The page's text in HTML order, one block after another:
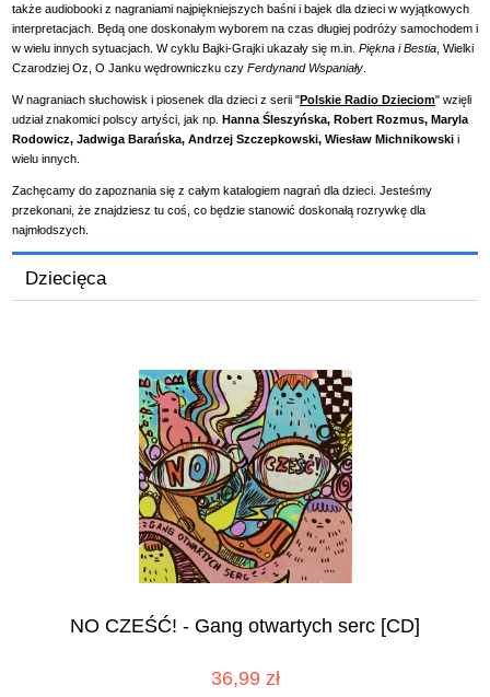
także audiobooki z nagraniami najpiękniejszych baśni i bajek dla dzieci w wyjątkowych
interpretacjach. Będą one doskonałym wyborem na czas długiej podróży samochodem i
w wielu innych sytuacjach. W cyklu Bajki-Grajki ukazały się m.in. Piękna i Bestia , Wielki
Czarodziej Oz, O Janku wędrowniczku czy Ferdynand Wspaniały
W nagraniach słuchowisk i piosenek dla dzieci z serii "Polskie Radio Dzieciom" wzięli
udział znakomici polscy artyści, jak np. Hanna Śleszyńska, Robert Rozmus, Maryla
Rodowicz, Jadwiga Barańska, Andrzej Szczepkowski, Wiesław Michnikowski i
wielu innych.
Zachęcamy do zapoznania się z całym katalogiem nagrań dla dzieci. Jesteśmy
przekonani, że znajdziesz tu coś, co będzie stanowić doskonałą rozrywkę dla
najmłodszych.
Dziecięca
NO CZEŚĆ! - Gang otwartych serc [CD]
36,99 zł